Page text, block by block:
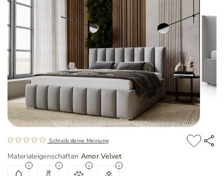
Schreib deine Meinung
Materialeigenschaften Amor Velvet